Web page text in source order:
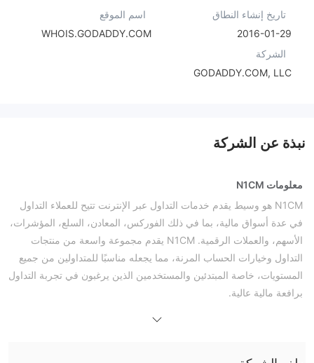
تاريخ إنشاء النطاق
2016-01-29
اسم الموقع
WHOIS.GODADDY.COM
الشركة
GODADDY.COM, LLC
نبذة عن الشركة
معلومات N1CM
N1CM هو وسيط يقدم خدمات التداول عبر الإنترنت تتيح للعملاء التداول
في عدة أسواق مالية، بما في ذلك الفوركس، المعادن، السلع، المؤشرات،
الأسهم، والعملات الرقمية. N1CM يقدم مجموعة واسعة من منتجات
التداول وخيارات الحساب المرنة، مما يجعله مناسبًا للمتداولين من جميع
المستويات، خاصة المبتدئين والمستخدمين الذين يرغبون في تجربة التداول
برافعة مالية عالية.